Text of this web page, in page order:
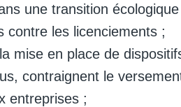
une transition
contre les licenciements ;
mise en place de
contraignent le
entreprises ;